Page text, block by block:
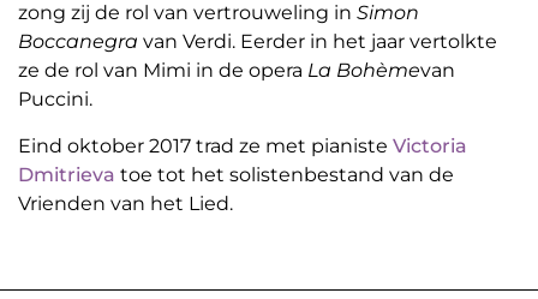
zong zij de rol van vertrouweling in Simon
Boccanegra van Verdi. Eerder in het jaar vertolkte
ze de rol van Mimi in de opera La Bohèmevan
Puccini.
Eind oktober 2017 trad ze met pianiste Victoria
Dmitrieva toe tot het solistenbestand van de
Vrienden van het Lied.